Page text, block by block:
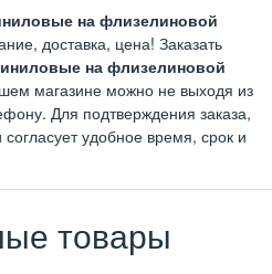
на флизелиновой
доставка, цена! Заказать
на флизелиновой
магазине можно не выходя из
Для подтверждения заказа,
удобное время, срок и
товары